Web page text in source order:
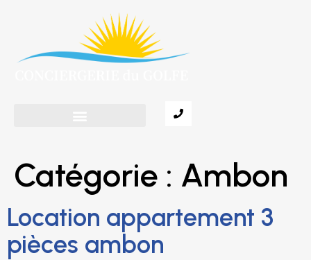
Catégorie : Ambon
Location appartement 3
pièces ambon